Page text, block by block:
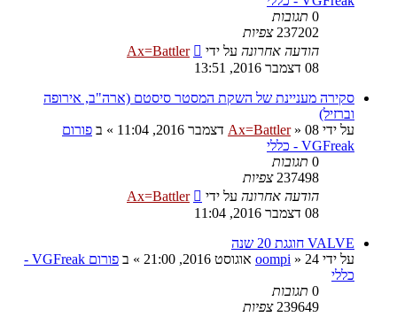
0 תגובות
237202 צפיות
הודעה אחרונה על ידי
Ax=Battler
08 דצמבר 2016, 13:51
סקירה מעניינת של השקת המסטר סיסטם (ארה"ב, אירופה
וברזיל)
על ידי
Ax=Battler» 08 דצמבר 2016, 11:04 » ב פורום
VGFreak - כללי
0 תגובות
237498 צפיות
הודעה אחרונה על ידי
Ax=Battler
08 דצמבר 2016, 11:04
VALVE חוגגת 20 שנה
על ידי
oompi » 24 אוגוסט 2016, 21:00 » ב
פורום VGFreak -
כללי
0 תגובות
239649 צפיות